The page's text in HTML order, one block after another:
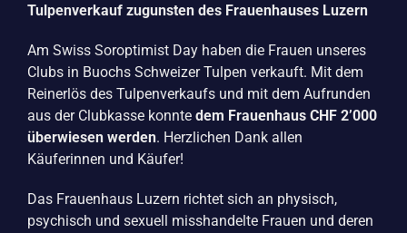
Tulpenverkauf zugunsten des Frauenhauses Luzern
Am Swiss Soroptimist Day haben die Frauen unseres
Clubs in Buochs Schweizer Tulpen verkauft. Mit dem
Reinerlös des Tulpenverkaufs und mit dem Aufrunden
aus der Clubkasse konnte dem Frauenhaus CHF 2’000
überwiesen werden. Herzlichen Dank allen
Käuferinnen und Käufer!
Das Frauenhaus Luzern richtet sich an physisch,
psychisch und sexuell misshandelte Frauen und deren